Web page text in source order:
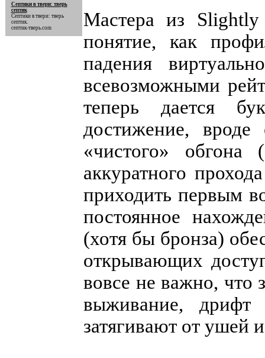
Септики в твери: тверь
септик
Септики в твери: тверь
септик.
септик-тверь.com
Мастера из
понятие, как
падения
всевозможными
теперь дается
достижение, вроде
«чистого» обгона
аккуратного
приходить первым
постоянное
(хотя бы бронза)
открывающих
вовсе не важно, что
выживание,
затягивают от ушей